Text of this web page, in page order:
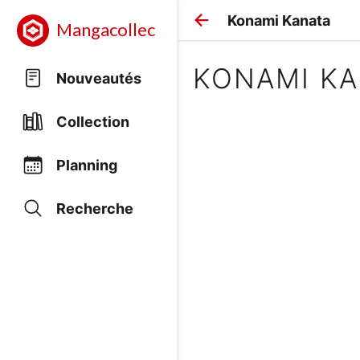
Mangacollec
Nouveautés
Collection
Planning
Recherche
Konami Kanata
KONAMI